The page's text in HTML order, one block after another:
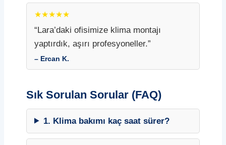
★★★★★
“Lara’daki ofisimize klima montajı
yaptırdık, aşırı profesyoneller.”
– Ercan K.
Sık Sorulan Sorular (FAQ)
1. Klima bakımı kaç saat sürer?